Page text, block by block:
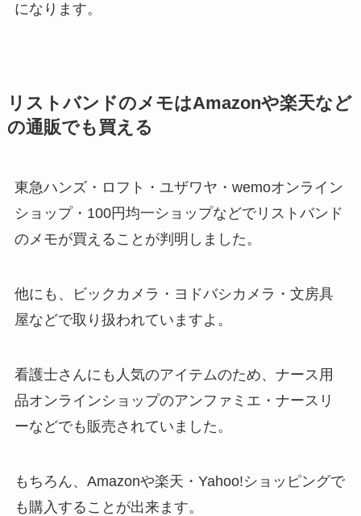
になります。
リストバンドのメモはAmazonや楽天など
の通販でも買える
東急ハンズ・ロフト・ユザワヤ・wemoオンライン
ショップ・100円均一ショップなどでリストバンド
のメモが買えることが判明しました。
他にも、ビックカメラ・ヨドバシカメラ・文房具
屋などで取り扱われていますよ。
看護士さんにも人気のアイテムのため、ナース用
品オンラインショップのアンファミエ・ナースリ
ーなどでも販売されていました。
もちろん、Amazonや楽天・Yahoo!ショッピングで
も購入することが出来ます。